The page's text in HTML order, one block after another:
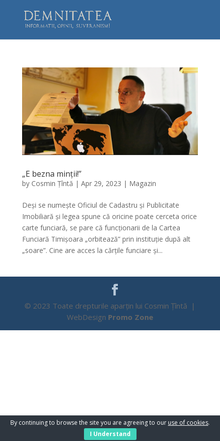
„E bezna minții!”
by Cosmin Țîntă | Apr 29, 2023 | Magazin
Deși se numește Oficiul de Cadastru și Publicitate
Imobiliară și legea spune că oricine poate cerceta orice
carte funciară, se pare că funcționarii de la Cartea
Funciară Timișoara „orbitează” prin instituție după alt
„soare”. Cine are acces la cărțile funciare și...
© 2023 Toate drepturile aparțin lui Cosmin Țîntă |
WebDesign Promo Zone
By continuing to browse the site you are agreeing to our use of cookies.
I Understand